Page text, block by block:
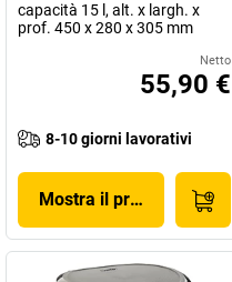
capacità 15 l, alt. x largh. x
prof. 450 x 280 x 305 mm
Netto
55,90 €
8-10 giorni lavorativi
Mostra il prodotto